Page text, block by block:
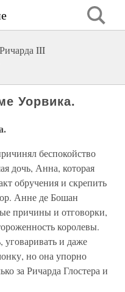
III
Уорвика.
беспокойство
дочь, Анна, которая
обручения и скрепить
Анне де Бошан
причины и отговорки,
королевы.
и даже
но она упорно
за Ричарда Глостера и